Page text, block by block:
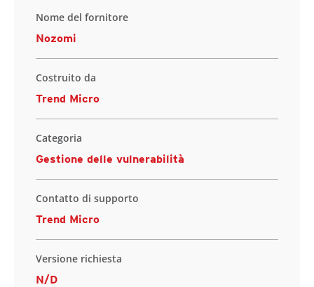
Nome del fornitore
Nozomi
Costruito da
Trend Micro
Categoria
Gestione delle vulnerabilità
Contatto di supporto
Trend Micro
Versione richiesta
N/D